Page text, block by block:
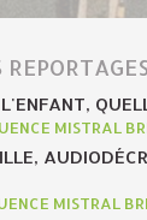
MISTRAL
MISTRAL